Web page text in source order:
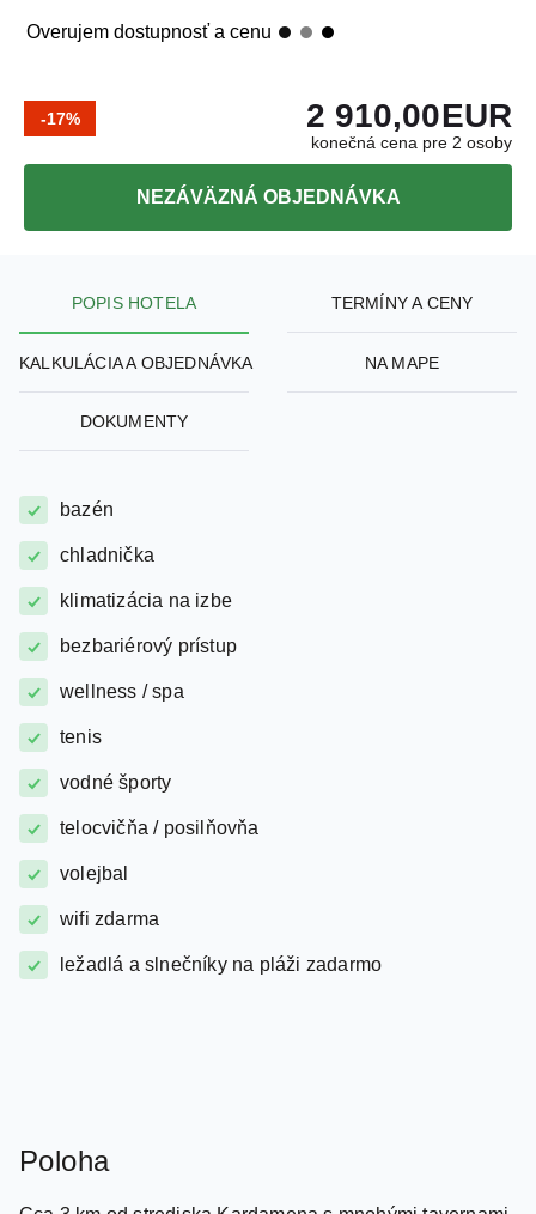
Overujem dostupnosť a cenu
-17%
konečná cena pre 2 osoby
2 910,00EUR
NEZÁVÄZNÁ OBJEDNÁVKA
POPIS HOTELA TERMÍNY A CENY
KALKULÁCIA A OBJEDNÁVKA NA MAPE
DOKUMENTY
bazén
chladnička
klimatizácia na izbe
bezbariérový prístup
wellness / spa
tenis
vodné športy
telocvičňa / posilňovňa
volejbal
wifi zdarma
ležadlá a slnečníky na pláži zadarmo
Poloha